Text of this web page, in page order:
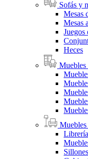
Sofás y
Mesas
Mesas
Juegos
Heces
Muebles
Muebles